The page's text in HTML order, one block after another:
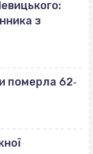
з
померла 62‐